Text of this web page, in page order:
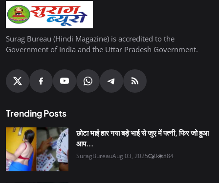
Surag Bureau (Hindi Magazine) is accredited to the
Government of India and the Uttar Pradesh Government.
Trending Posts
छोटा भाई हार गया बड़े भाई से जुए में पत्नी, फिर जो हुआ
आप...
SuragBureauAug 03, 2025 0 884